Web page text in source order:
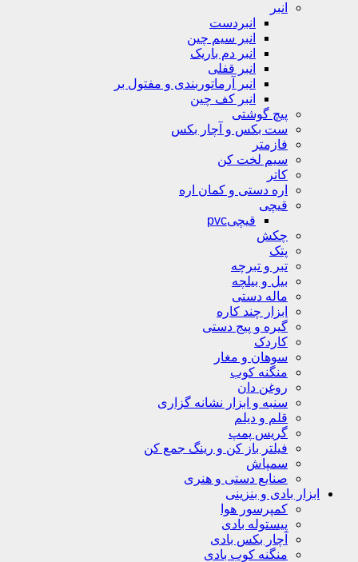
انبر
انبردست
انبر سیم چین
انبر دم باریک
انبر قفلی
انبر آرماتوربندی و مفتول بر
انبر کف چین
پیچ گوشتی
ست بکس و آچار بکس
فازمتر
سیم لخت کن
کاتر
اره دستی و کمان اره
قیچی
قیچیpvc
چکش
پتک
تبر و تبرچه
بیل و بیلچه
ماله دستی
ابزار چند کاره
گیره و پیج دستی
کاردک
سوهان و مغار
منگنه کوب
روغن دان
سنبه و ابزار نشانه گزاری
قلم و دیلم
گریس پمپ
فیلتر باز کن و رینگ جمع کن
سمپاش
صنایع دستی و هنری
ابزار بادی و بنزینی
کمپرسور هوا
پیستوله بادی
آچار بکس بادی
منگنه کوب بادی